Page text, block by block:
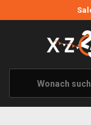
ANGEBOTE
ALLE MARKEN
XZONE
KLEIDUNG &